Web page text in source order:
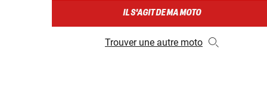
IL S'AGIT DE MA MOTO
Trouver une autre moto